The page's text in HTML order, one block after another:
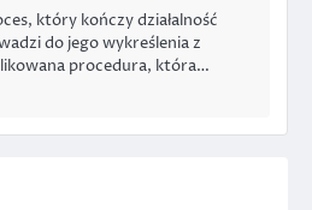
który kończy działalność
do jego wykreślenia z
procedura, która…